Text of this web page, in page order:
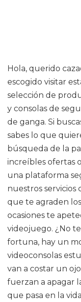
Hola, querido
escogido visitar
selección de
y consolas de
de ganga. Si
sabes lo que
búsqueda de la
increíbles ofertas
una plataforma
nuestros servicios
que te agraden
ocasiones te
videojuego. ¿No
fortuna, hay un
videoconsolas
van a costar un
fuerzan a apagar
que pasa en la